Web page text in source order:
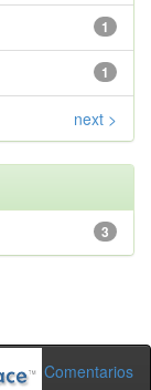
1
1
next >
3
Comentarios